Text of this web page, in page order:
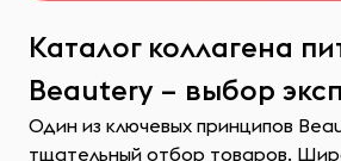
Каталог коллагена
Beautery – выбор
Один из ключевых принципов
тщательный отбор товаров.